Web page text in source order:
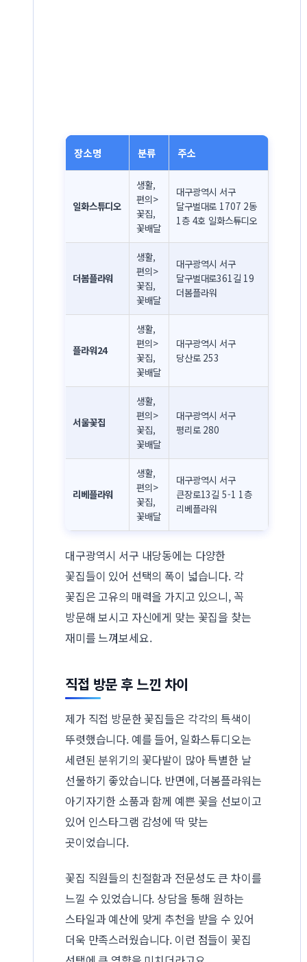
장소명 분류 주소
일화스튜디오
생활,
편의>
꽃집,
꽃배달
대구광역시 서구
달구벌대로 1707 2동
1층 4호 일화스튜디오
더봄플라워
생활,
편의>
꽃집,
꽃배달
대구광역시 서구
달구벌대로361길 19
더봄플라워
플라워24
생활,
편의>
꽃집,
꽃배달
대구광역시 서구
당산로 253
서울꽃집
생활,
편의>
꽃집,
꽃배달
대구광역시 서구
평리로 280
리베플라워
생활,
편의>
꽃집,
꽃배달
대구광역시 서구
큰장로13길 5-1 1층
리베플라워
대구광역시 서구 내당동에는 다양한
꽃집들이 있어 선택의 폭이 넓습니다. 각
꽃집은 고유의 매력을 가지고 있으니, 꼭
방문해 보시고 자신에게 맞는 꽃집을 찾는
재미를 느껴보세요.
직접 방문 후 느낀 차이
제가 직접 방문한 꽃집들은 각각의 특색이
뚜렷했습니다. 예를 들어, 일화스튜디오는
세련된 분위기의 꽃다발이 많아 특별한 날
선물하기 좋았습니다. 반면에, 더봄플라워는
아기자기한 소품과 함께 예쁜 꽃을 선보이고
있어 인스타그램 감성에 딱 맞는
곳이었습니다.
꽃집 직원들의 친절함과 전문성도 큰 차이를
느낄 수 있었습니다. 상담을 통해 원하는
스타일과 예산에 맞게 추천을 받을 수 있어
더욱 만족스러웠습니다. 이런 점들이 꽃집